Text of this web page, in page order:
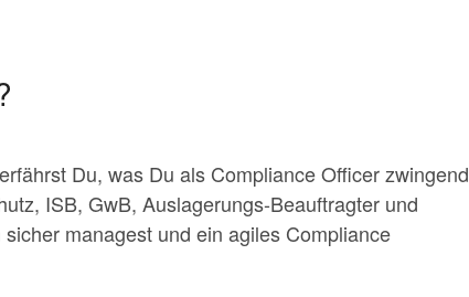
Du, was Du als Compliance Officer zwingend
ISB, GwB, Auslagerungs-Beauftragter und
managest und ein agiles Compliance